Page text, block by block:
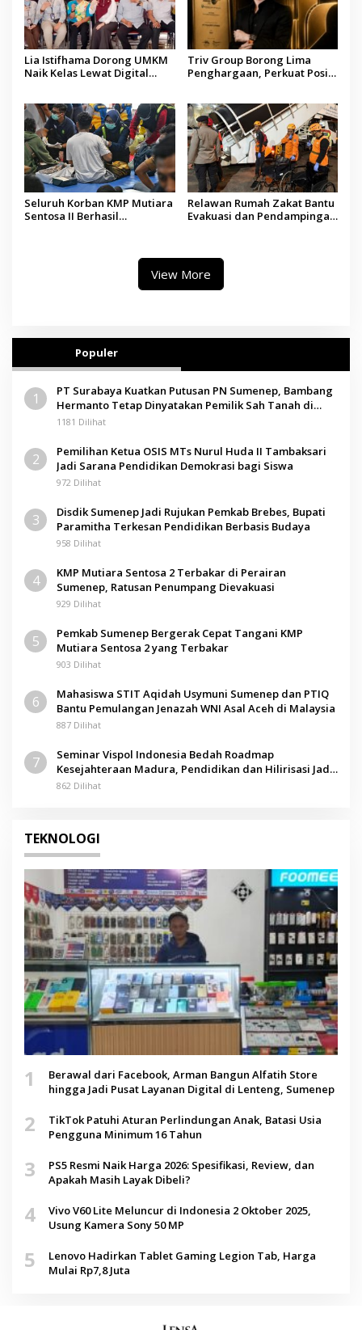
Lia Istifhama Dorong UMKM
Naik Kelas Lewat Digital
Triv Group Borong Lima
Penghargaan, Perkuat Posisi
Seluruh Korban KMP Mutiara
Sentosa II Berhasil
Relawan Rumah Zakat Bantu
Evakuasi dan Pendampingan
View More
Populer
1
PT Surabaya Kuatkan Putusan PN Sumenep, Bambang
Hermanto Tetap Dinyatakan Pemilik Sah Tanah di
Pamolokan
1181 Dilihat
2
Pemilihan Ketua OSIS MTs Nurul Huda II Tambaksari
Jadi Sarana Pendidikan Demokrasi bagi Siswa
972 Dilihat
3
Disdik Sumenep Jadi Rujukan Pemkab Brebes, Bupati
Paramitha Terkesan Pendidikan Berbasis Budaya
958 Dilihat
4
KMP Mutiara Sentosa 2 Terbakar di Perairan
Sumenep, Ratusan Penumpang Dievakuasi
929 Dilihat
5
Pemkab Sumenep Bergerak Cepat Tangani KMP
Mutiara Sentosa 2 yang Terbakar
903 Dilihat
6
Mahasiswa STIT Aqidah Usymuni Sumenep dan PTIQ
Bantu Pemulangan Jenazah WNI Asal Aceh di Malaysia
887 Dilihat
7
Seminar Vispol Indonesia Bedah Roadmap
Kesejahteraan Madura, Pendidikan dan Hilirisasi Jadi
Kunci
862 Dilihat
TEKNOLOGI
1
Berawal dari Facebook, Arman Bangun Alfatih Store
hingga Jadi Pusat Layanan Digital di Lenteng, Sumenep
2
TikTok Patuhi Aturan Perlindungan Anak, Batasi Usia
Pengguna Minimum 16 Tahun
3
PS5 Resmi Naik Harga 2026: Spesifikasi, Review, dan
Apakah Masih Layak Dibeli?
4
Vivo V60 Lite Meluncur di Indonesia 2 Oktober 2025,
Usung Kamera Sony 50 MP
5
Lenovo Hadirkan Tablet Gaming Legion Tab, Harga
Mulai Rp7,8 Juta